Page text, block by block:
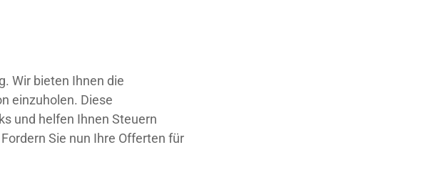
Wir bieten Ihnen die
einzuholen. Diese
und helfen Ihnen Steuern
Sie nun Ihre Offerten für